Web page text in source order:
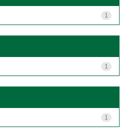
1
1
1